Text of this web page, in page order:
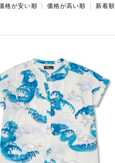
格が安い順 価格が高い順 新着順